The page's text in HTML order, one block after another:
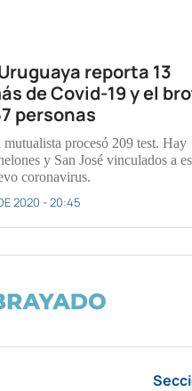
reporta 13
de Covid-19 y el
personas
mutualista procesó 209 test. Hay
y San José vinculados a
coronavirus.
2020 - 20:45